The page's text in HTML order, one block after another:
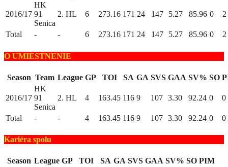
2016/17
HK
91
Senica
2. HL 6 273.16 171 24 147 5.27 85.96 0 2
Total - - 6 273.16 171 24 147 5.27 85.96 0 2
O UMIESTNENIE
Season Team League GP TOI SA GA SVS GAA SV% SO
2016/17
HK
91
Senica
2. HL 4 163.45 116 9 107 3.30 92.24 0 0
Total - - 4 163.45 116 9 107 3.30 92.24 0 0
Kariéra spolu
Season League GP TOI SA GA SVS GAA SV% SO PIM